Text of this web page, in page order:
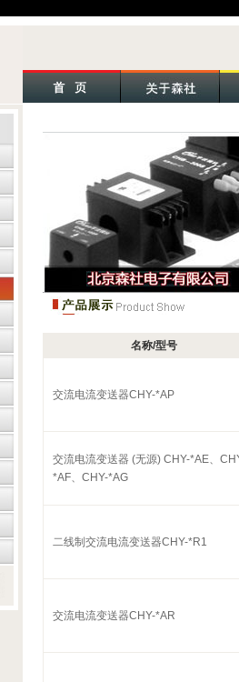
名称/型号
交流电流变送器CHY-*AP
交流电流变送器 (无源) CHY-*AE、
*AF、CHY-*AG
二线制交流电流变送器CHY-*R1
交流电流变送器CHY-*AR